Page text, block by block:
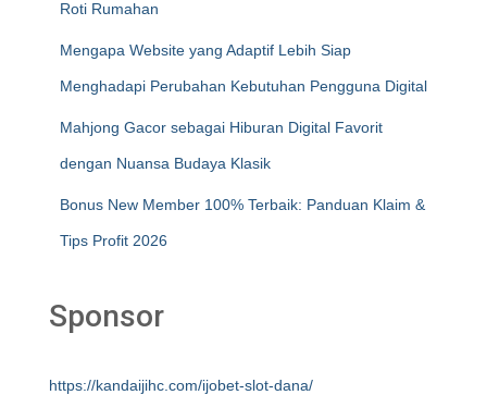
Roti Rumahan
Mengapa Website yang Adaptif Lebih Siap
Menghadapi Perubahan Kebutuhan Pengguna Digital
Mahjong Gacor sebagai Hiburan Digital Favorit
dengan Nuansa Budaya Klasik
Bonus New Member 100% Terbaik: Panduan Klaim &
Tips Profit 2026
Sponsor
https://kandaijihc.com/ijobet-slot-dana/